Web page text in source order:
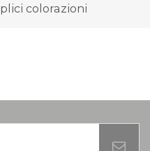
colorazioni